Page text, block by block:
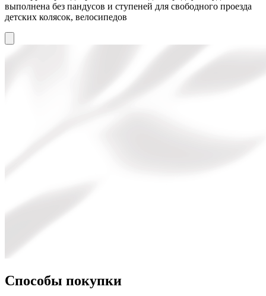
выполнена без пандусов и ступеней для свободного проезда
детских колясок, велосипедов
Способы покупки